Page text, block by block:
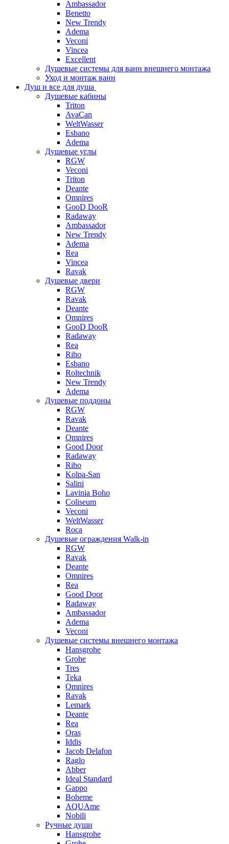
Ambassador
Benetto
New Trendy
Adema
Veconi
Vincea
Excellent
Душевые системы для ванн внешнего монтажа
Уход и монтаж ванн
Душ и все для душа
Душевые кабины
Triton
AvaCan
WeltWasser
Esbano
Adema
Душевые углы
RGW
Veconi
Triton
Deante
Omnires
GooD DooR
Radaway
Ambassador
New Trendy
Adema
Rea
Vincea
Ravak
Душевые двери
RGW
Ravak
Deante
Omnires
GooD DooR
Radaway
Rea
Riho
Esbano
Roltechnik
New Trendy
Adema
Душевые поддоны
RGW
Ravak
Deante
Omnires
Good Door
Radaway
Riho
Kolpa-San
Salini
Lavinia Boho
Coliseum
Veconi
WeltWasser
Roca
Душевые ограждения Walk-in
RGW
Ravak
Deante
Omnires
Rea
Good Door
Radaway
Ambassador
Adema
Veconi
Душевые системы внешнего монтажа
Hansgrohe
Grohe
Tres
Teka
Omnires
Ravak
Lemark
Deante
Rea
Oras
Iddis
Jacob Delafon
Raglo
Abber
Ideal Standard
Gappo
Boheme
AQUAme
Nobili
Ручные души
Hansgrohe